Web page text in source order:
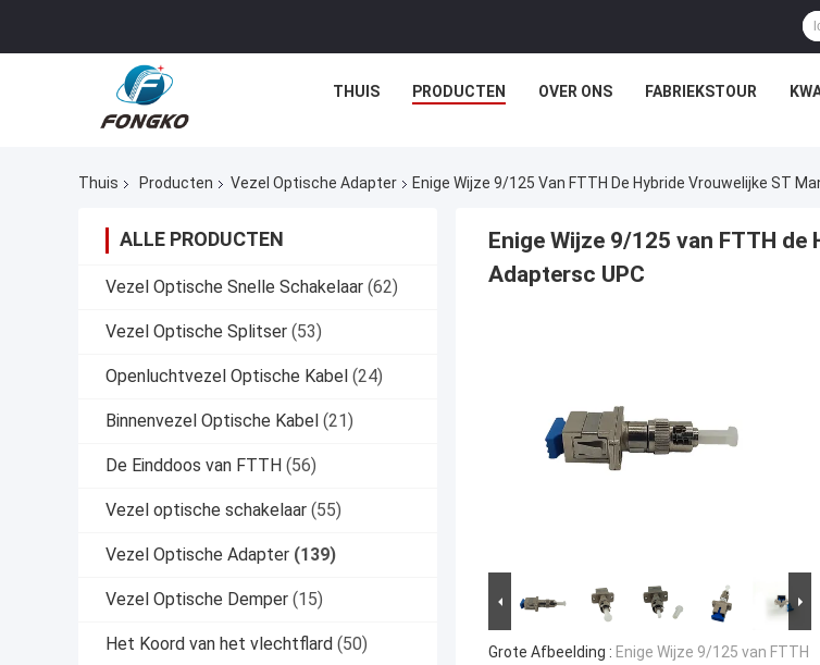
THUIS PRODUCTEN OVER ONS FABRIEKSTOUR
Thuis Producten Vezel Optische Adapter Enige Wijze 9/125 Van FTTH De Hybride Vrouwelijke ST
ALLE PRODUCTEN
Vezel Optische Snelle Schakelaar (62)
Vezel Optische Splitser (53)
Openluchtvezel Optische Kabel (24)
Binnenvezel Optische Kabel (21)
De Einddoos van FTTH (56)
Vezel optische schakelaar (55)
Vezel Optische Adapter (139)
Vezel Optische Demper (15)
Het Koord van het vlechtflard (50)
Enige Wijze 9/125 van FTTH
Adaptersc UPC
Grote Afbeelding : Enige Wijze 9/125 van FTTH